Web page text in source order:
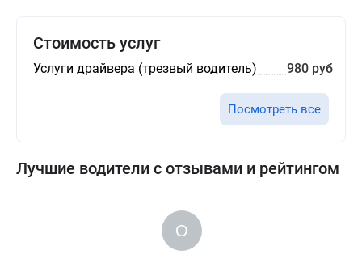
Стоимость услуг
Услуги драйвера (трезвый водитель) 980 руб
Посмотреть все
Лучшие водители с отзывами и рейтингом